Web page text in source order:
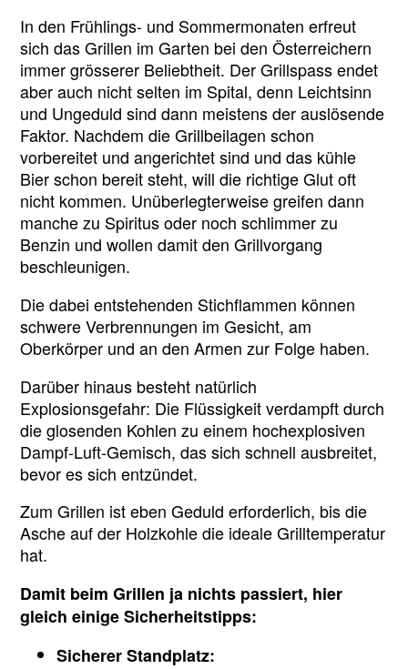
In den Frühlings- und Sommermonaten erfreut
sich das Grillen im Garten bei den Österreichern
immer grösserer Beliebtheit. Der Grillspass endet
aber auch nicht selten im Spital, denn Leichtsinn
und Ungeduld sind dann meistens der auslösende
Faktor. Nachdem die Grillbeilagen schon
vorbereitet und angerichtet sind und das kühle
Bier schon bereit steht, will die richtige Glut oft
nicht kommen. Unüberlegterweise greifen dann
manche zu Spiritus oder noch schlimmer zu
Benzin und wollen damit den Grillvorgang
beschleunigen.
Die dabei entstehenden Stichflammen können
schwere Verbrennungen im Gesicht, am
Oberkörper und an den Armen zur Folge haben.
Darüber hinaus besteht natürlich
Explosionsgefahr: Die Flüssigkeit verdampft durch
die glosenden Kohlen zu einem hochexplosiven
Dampf-Luft-Gemisch, das sich schnell ausbreitet,
bevor es sich entzündet.
Zum Grillen ist eben Geduld erforderlich, bis die
Asche auf der Holzkohle die ideale Grilltemperatur
hat.
Damit beim Grillen ja nichts passiert, hier
gleich einige Sicherheitstipps:
Sicherer Standplatz: